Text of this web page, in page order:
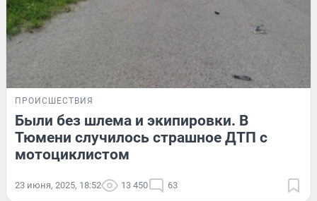
ПРОИСШЕСТВИЯ
Были без шлема и экипировки. В
Тюмени случилось страшное ДТП с
мотоциклистом
23 июня, 2025, 18:52 13 450 63